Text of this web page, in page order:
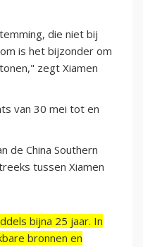
die niet bij
is het bijzonder om
zegt Xiamen
van 30 mei tot en
de China Southern
tussen Xiamen
bijna 25 jaar. In
bronnen en